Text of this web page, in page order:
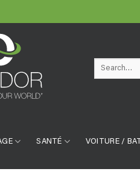
Search
SANTÉ VOITURE /